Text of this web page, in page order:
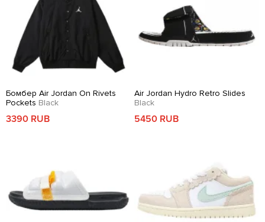
Бомбер Air Jordan On Rivets
Pockets Black
3390 RUB
Air Jordan Hydro Retro Slides
Black
5450 RUB